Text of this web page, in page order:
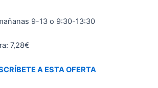
9-13 o 9:30-13:30
7,28€
A ESTA OFERTA